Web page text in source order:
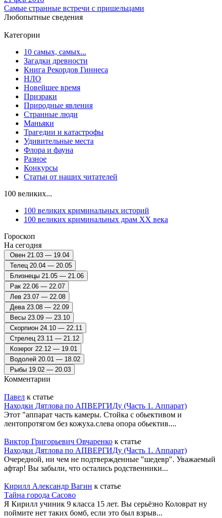
Самые странные встречи с пришельцами
Любопытные сведения
Категории
10 самых, самых...
Загадки древности
Книга Рекордов Гиннеса
НЛО
Новейшее время
Призраки
Природные явления
Странные люди
Маньяки
Трагедии и катастрофы
Удивительные места
Флора и фауна
Разное
Конкурсы
Статьи от наших читателей
100 великих...
100 великих криминальных историй
100 великих криминальных драм ХХ века
Гороскоп
На сегодня
Овен 21.03 — 19.04
Телец 20.04 — 20.05
Близнецы 21.05 — 21.06
Рак 22.06 — 22.07
Лев 23.07 — 22.08
Дева 23.08 — 22.09
Весы 23.09 — 23.10
Скорпион 24.10 — 22.11
Стрелец 23.11 — 21.12
Козерог 22.12 — 19.01
Водолей 20.01 — 18.02
Рыбы 19.02 — 20.03
Комментарии
Павел к статье
Находки Дятлова по АПВЕРГИДу (Часть 1. Аппарат)
Этот "аппарат часть камеры. Стойка с обьективом и
лентопротягом без кожуха.слева опора обьектив....
Виктор Григорьевич Овчаренко к статье
Находки Дятлова по АПВЕРГИДу (Часть 1. Аппарат)
Очередной, ни чем не подтвержденные "шедевр". Уважаемый
афтар! Вы забыли, что остались родственники...
Кирилл Александр Вагин к статье
Тайна города Сасово
Я Кирилл учиник 9 класса 15 лет. Вы серьёзно Коловрат ну
поймите нет таких бомб, если это был взрыв...